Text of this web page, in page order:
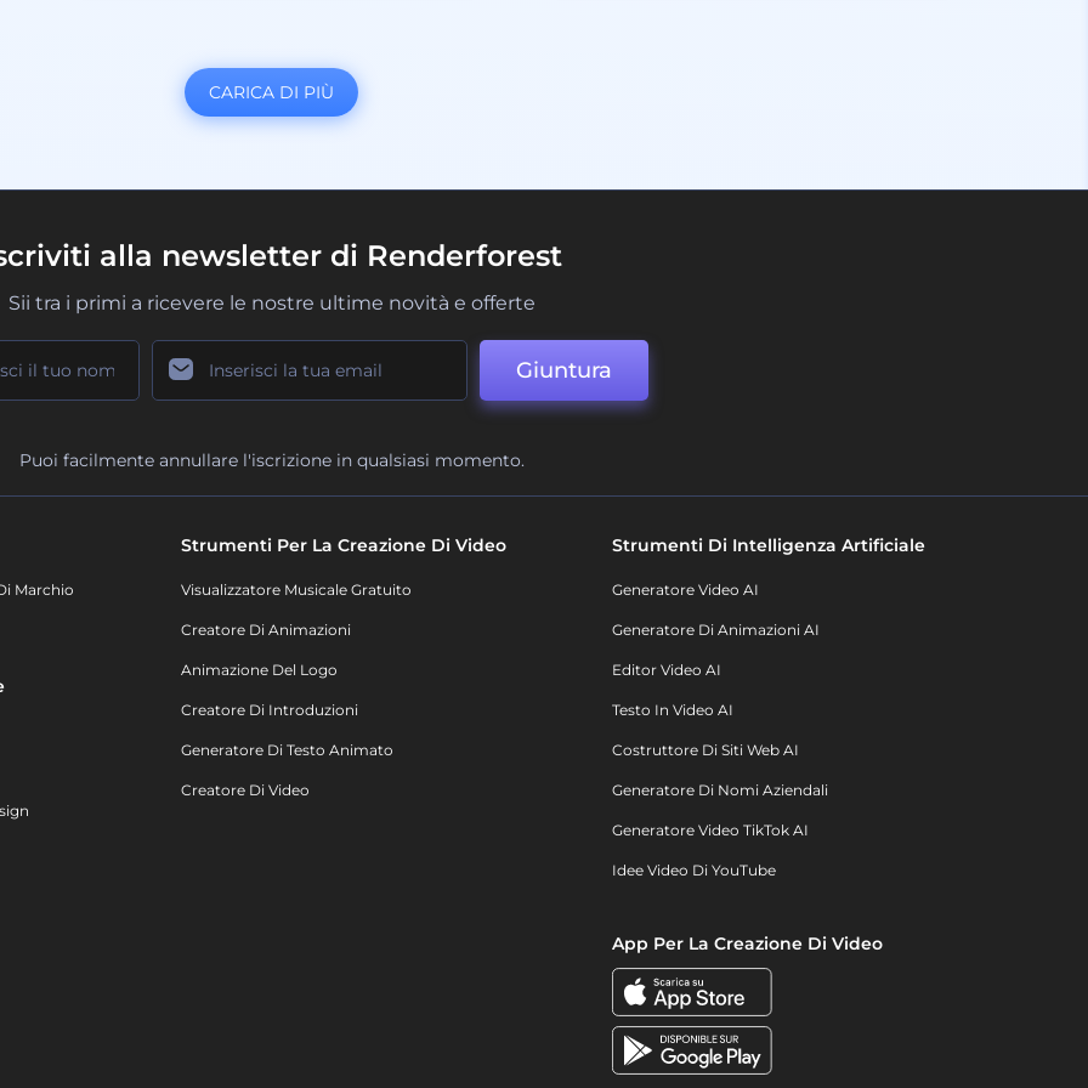
CARICA DI PIÙ
alla newsletter di Renderforest
Sii tra i primi a ricevere le nostre ultime novità e offerte
Giuntura
Puoi facilmente annullare l'iscrizione in qualsiasi momento.
Marchio
Strumenti Per La Creazione Di Video
Visualizzatore Musicale Gratuito
Creatore Di Animazioni
Animazione Del Logo
Creatore Di Introduzioni
Generatore Di Testo Animato
Creatore Di Video
Strumenti Di Intelligenza Artificiale
Generatore Video AI
Generatore Di Animazioni AI
Editor Video AI
Testo In Video AI
Costruttore Di Siti Web AI
Generatore Di Nomi Aziendali
Generatore Video TikTok AI
Idee Video Di YouTube
App Per La Creazione Di Video